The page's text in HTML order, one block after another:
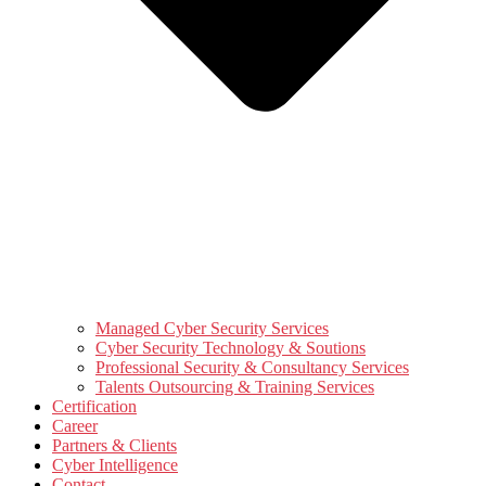
Managed Cyber Security Services
Cyber Security Technology & Soutions
Professional Security & Consultancy Services
Talents Outsourcing & Training Services
Certification
Career
Partners & Clients
Cyber Intelligence